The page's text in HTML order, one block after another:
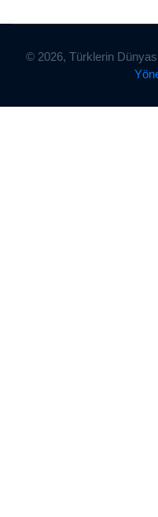
© 2026, Türklerin